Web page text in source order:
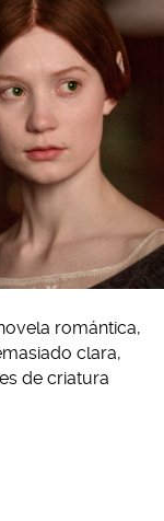
romántica,
clara,
de criatura